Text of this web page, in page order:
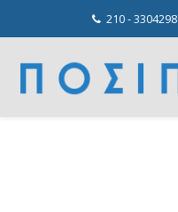
210 - 3304298